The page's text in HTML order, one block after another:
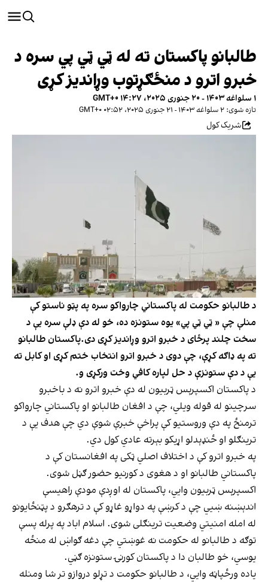
طالبانو پاکستان ته له ټي ټي پي سره د
خبرو اترو د منځګړتوب وړاندیز کړی
۱ سلواغه ۱۴۰۳ - ۲۰ جنوری ۲۰۲۵، ۱۴:۲۷ GMT+۰
تازه شوی: ۲ سلواغه ۱۴۰۳ - ۲۱ جنوری ۲۰۲۵، ۰۲:۵۲ GMT+۰
شریک کول
د طالبانو حکومت له پاکستاني چارواکو سره په پټو ناستو کې
منلې چې « ټي ټي پي» یوه ستونزه ده، خو له دې ډلې سره یې د
سخت چلند پرځای د خبرو اترو وړاندیز کړی دی.پاکستان طالبانو
ته په ډاګه کړې، چې دوی د خبرو اترو انتخاب ختم کړی او کابل ته
یې د دې ستونزې د حل لپاره کافي وخت ورکړی و.
د پاکستان اکسپرېس ټربیون له دې خبرو اترو نه د باخبرو
سرچینو له قوله ویلي، چې د افغان طالبانو او پاکستاني چارواکو
ترمنځ په دې وروستیو کې پراخې خبرې شوې دي چې هدف یې د
ترینګلو او ځنډېدلو اړیکو بېرته عادي کول دي.
په خبرو اترو کې د اختلاف اصلي ټکی په افغانستان کې د
پاکستاني طالبانو او د هغوی د کورنیو حضور ګڼل شوی.
اکسپرېس ټربیون وايي، پاکستان له اوږدې مودې راهیسې
اندېښنه ښيي چې د کرښې په دواړو غاړو کې د ترهګرو د پټنځایونو
له امله امنیتي وضعیت ترینګلی شوی. اسلام اباد په پرله پسې
توګه د طالبانو له حکومت نه غوښتي چې دغه ګواښ له منځه
یوسي، خو طالبان دا د پاکستان کورنۍ ستونزه ګڼي.
یاده ورځپاڼه وايي، د طالبانو حکومت د تړلو دروازو تر شا ومنله